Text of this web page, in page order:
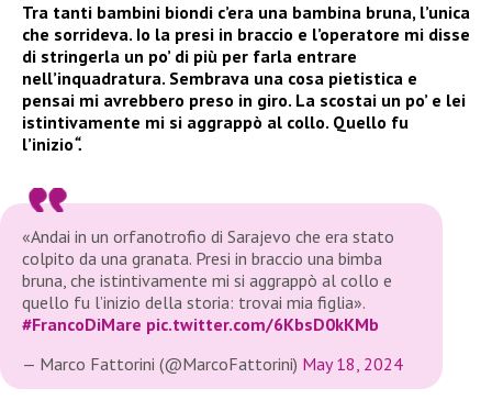
Tra tanti bambini biondi c’era una bambina bruna, l’unica
che sorrideva. Io la presi in braccio e l’operatore mi disse
di stringerla un po’ di più per farla entrare
nell’inquadratura. Sembrava una cosa pietistica e
pensai mi avrebbero preso in giro. La scostai un po’ e lei
istintivamente mi si aggrappò al collo. Quello fu
l’inizio“.
«Andai in un orfanotrofio di Sarajevo che era stato
colpito da una granata. Presi in braccio una bimba
bruna, che istintivamente mi si aggrappò al collo e
quello fu l’inizio della storia: trovai mia figlia».
#FrancoDiMare pic.twitter.com/6KbsD0kKMb
— Marco Fattorini (@MarcoFattorini) May 18, 2024